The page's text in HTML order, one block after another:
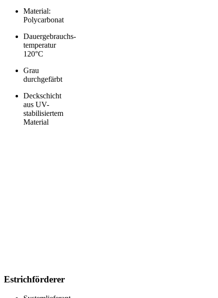
Material:
Polycarbonat
Dauergebrauchs­
temperatur
120°C
Grau
durchgefärbt
Deckschicht
aus UV-
stabilisiertem
Material
Estrichförderer